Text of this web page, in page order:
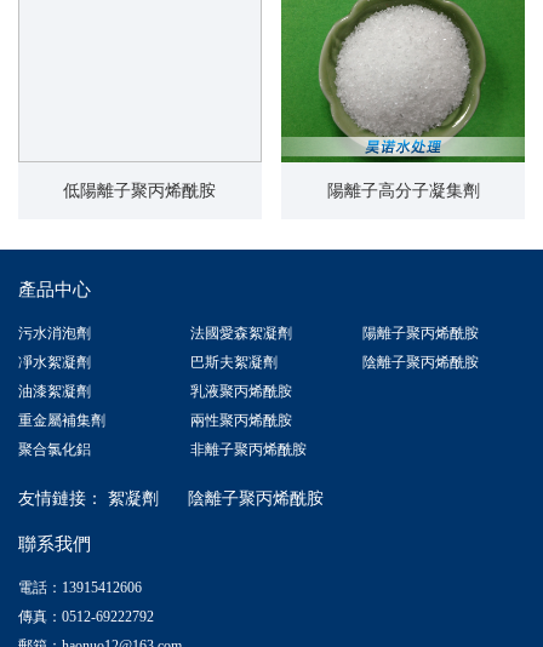
低陽離子聚丙烯酰胺 陽離子高分子凝集劑
產品中心
污水消泡劑
凈水絮凝劑
油漆絮凝劑
重金屬補集劑
聚合氯化鋁
法國愛森絮凝劑
巴斯夫絮凝劑
乳液聚丙烯酰胺
兩性聚丙烯酰胺
非離子聚丙烯酰胺
陽離子聚丙烯酰胺
陰離子聚丙烯酰胺
友情鏈接： 絮凝劑 陰離子聚丙烯酰胺
聯系我們
電話：13915412606
傳真：0512-69222792